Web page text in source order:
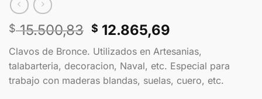
$15.500,83 $ 12.865,69
Clavos de Bronce. Utilizados en Artesanias,
talabarteria, decoracion, Naval, etc. Especial para
trabajo con maderas blandas, suelas, cuero, etc.